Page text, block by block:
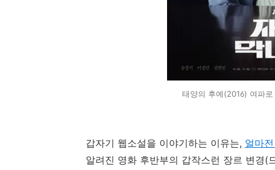
태양의 후예(2016) 여파
갑자기 웹소설을 이야기하는 이유는, 얼마
알려진 영화 후반부의 갑작스런 장르 변경